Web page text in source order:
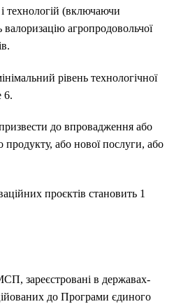
і технологій (включаючи
агропродовольчої
рівень технологічної
6.
до впровадження або
продукту, або нової послуги, або
проєктів становить 1
зареєстровані в державах-
до Програми єдиного